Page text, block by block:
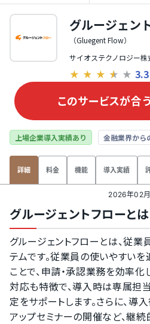
グルージェン
（Gluegent Flow）
サイオステクノロジー株
★ ★ ★ ★ ★ 3.3
このサービスが合
上場企業導入実績あり 金融業界か
詳細 料金 機能 導入実績
2026年02
グルージェントフローとは
グルージェントフローとは、従
テムです。従業員の使いやすい
ことで、申請・承認業務を効率
対応も特徴で、導入時は専属担
定をサポートします。さらに、
アップセミナーの開催など、継続